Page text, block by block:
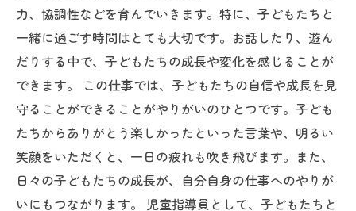
力、協調性などを育んでいきます。特に、子どもたちと
一緒に過ごす時間はとても大切です。お話したり、遊ん
だりする中で、子どもたちの成長や変化を感じることが
できます。 この仕事では、子どもたちの自信や成長を見
守ることができることがやりがいのひとつです。子ども
たちからありがとう楽しかったといった言葉や、明るい
笑顔をいただくと、一日の疲れも吹き飛びます。また、
日々の子どもたちの成長が、自分自身の仕事へのやりが
いにもつながります。 児童指導員として、子どもたちと